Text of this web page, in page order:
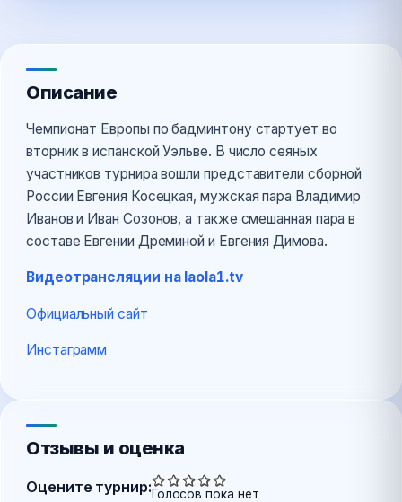
Описание
Чемпионат Европы по бадминтону стартует во
вторник в испанской Уэльве. В число сеяных
участников турнира вошли представители сборной
России Евгения Косецкая, мужская пара Владимир
Иванов и Иван Созонов, а также смешанная пара в
составе Евгении Дреминой и Евгения Димова.
Видеотрансляции на laola1.tv
Официальный сайт
Инстаграмм
Отзывы и оценка
Оцените турнир:Голосов пока нет